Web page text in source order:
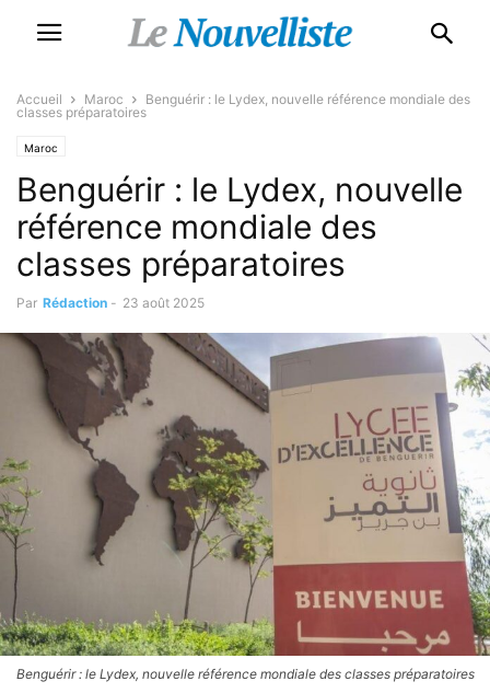
Accueil Maroc
Benguérir : le Lydex, nouvelle référence mondiale des
classes préparatoires
Maroc
Benguérir : le Lydex, nouvelle
référence mondiale des
classes préparatoires
Par Rédaction - 23 août 2025
Benguérir : le Lydex, nouvelle référence mondiale des classes préparatoires